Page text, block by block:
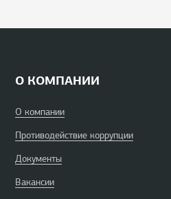
О КОМПАНИИ
О компании
Противодействие коррупции
Документы
Вакансии